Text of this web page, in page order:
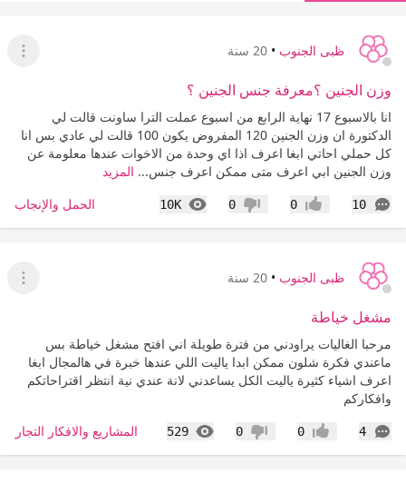
ظبى الجنوب • 20 سنة
عرض
وزن الجنين ؟معرفة جنس الجنين ؟
انا بالاسبوع 17 نهاية الرابع من اسبوع عملت الترا ساونت قالت لي
الدكتورة ان وزن الجنين 120 المفروض يكون 100 قالت لي عادي بس انا
كل حملي احاتي ابغا اعرف اذا اي وحدة من الاخوات عندها معلومة عن
وزن الجنين ابي اعرف متى ممكن اعرف جنس... المزيد
10
التعليقات إعجاب0 عدم إعجاب
0
10K
المشاهدات الحمل والإنجاب
ظبى الجنوب • 20 سنة
عرض
مشغل خياطة
مرحبا الغاليات يراودني من فترة طويلة اني افتح مشغل خياطة بس
ماعندي فكرة شلون ممكن ابدا ياليت اللي عندها خبرة في هالمجال ابغا
اعرف اشياء كثيرة ياليت الكل يساعدني لانة عندي نية انتظر اقتراحاتكم
وافكاركم
4
التعليقات إعجاب0 عدم إعجاب
0
529
المشاهدات المشاريع والافكار